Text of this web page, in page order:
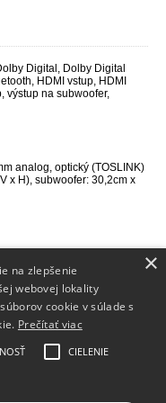
Digital, Dolby Digital
HDMI vstup, HDMI
výstup na subwoofer,
analog, optický (TOSLINK)
x H), subwoofer: 30,2cm x
×
na zlepšenie
webovej lokality
cookie v súlade s
Prečítať viac
CIELENIE